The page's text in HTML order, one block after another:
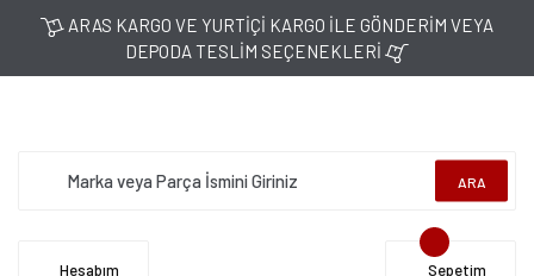
ARAS KARGO VE YURTİÇİ KARGO İLE GÖNDERİM VEYA
DEPODA TESLİM SEÇENEKLERİ
ARA
Hesabım Sepetim